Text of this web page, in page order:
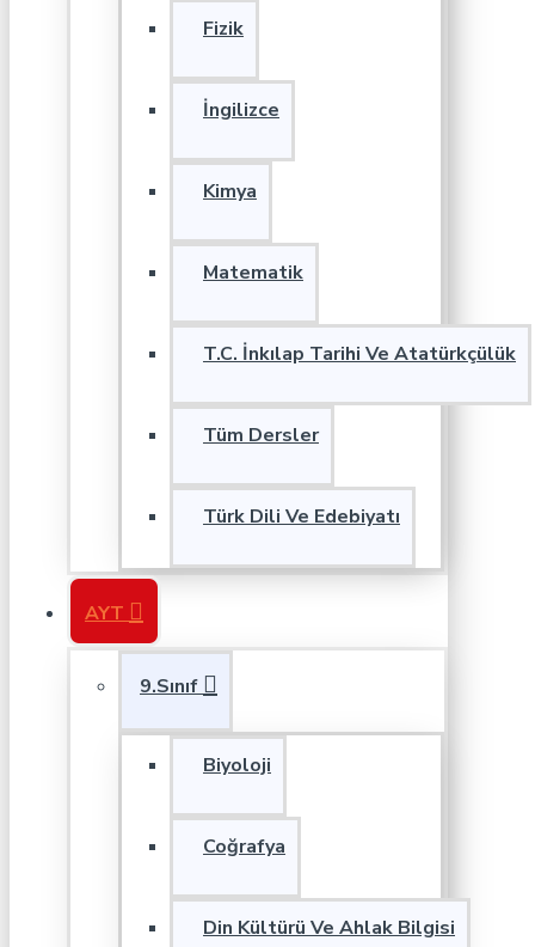
Fizik
İngilizce
Kimya
Matematik
T.C. İnkılap Tarihi Ve Atatürkçülük
Tüm Dersler
Türk Dili Ve Edebiyatı
AYT
9.Sınıf
Biyoloji
Coğrafya
Din Kültürü Ve Ahlak Bilgisi